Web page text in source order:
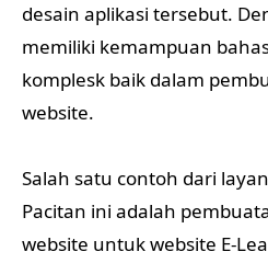
desain aplikasi tersebut.
memiliki kemampuan
komplesk baik dalam
website.
Salah satu contoh dari
Pacitan ini adalah
website untuk website E-